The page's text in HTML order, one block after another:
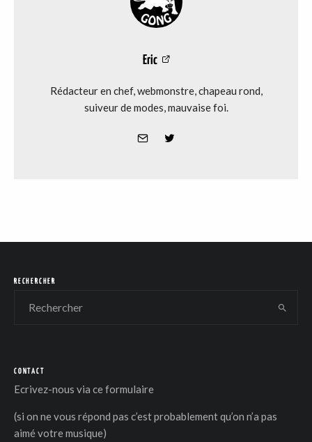
Eric
Rédacteur en chef, webmonstre, chapeau rond,
suiveur de modes, mauvaise foi.
RECHERCHER
CONTACT
Ecrivez-nous via ce formulaire
(si on ne vous répond pas c’est probablement qu’on n’a pas
aimé votre musique)